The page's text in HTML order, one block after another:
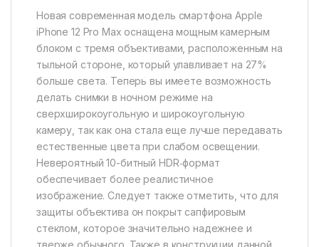
Новая современная модель смартфона Apple
iPhone 12 Pro Max оснащена мощным камерным
блоком с тремя объективами, расположенным на
тыльной стороне, который улавливает на 27%
больше света. Теперь вы имеете возможность
делать снимки в ночном режиме на
сверхширокоугольную и широкоугольную
камеру, так как она стала еще лучше передавать
естественные цвета при слабом освещении.
Невероятный 10-битный HDR‑формат
обеспечивает более реалистичное
изображение. Следует также отметить, что для
защиты объектива он покрыт сапфировым
стеклом, которое значительно надежнее и